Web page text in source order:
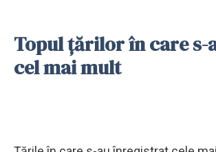
Topul țărilor în care s-
cel mai mult